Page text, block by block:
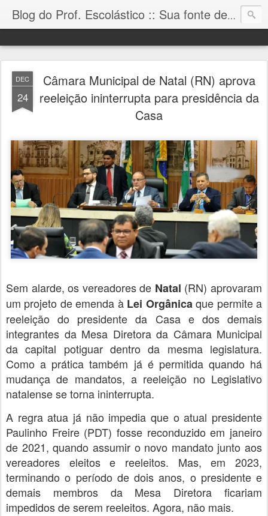
Blog do Prof. Escolástico :: Sua fonte de informação!
DEC
24
Câmara Municipal de Natal (RN) aprova
reeleição ininterrupta para presidência da
Casa
Sem alarde, os vereadores de Natal (RN) aprovaram
um projeto de emenda à Lei Orgânicaque permite a
reeleição do presidente da Casa e dos demais
integrantes da Mesa Diretora da Câmara Municipal
da capital potiguar dentro da mesma legislatura.
Como a prática também já é permitida quando há
mudança de mandatos, a reeleição no Legislativo
natalense se torna ininterrupta.
A regra atua já não impedia que o atual presidente
Paulinho Freire (PDT) fosse reconduzido em janeiro
de 2021, quando assumir o novo mandato junto aos
vereadores eleitos e reeleitos. Mas, em 2023,
terminando o período de dois anos, o presidente e
demais membros da Mesa Diretora ficariam
impedidos de serem reeleitos. Agora, não mais.